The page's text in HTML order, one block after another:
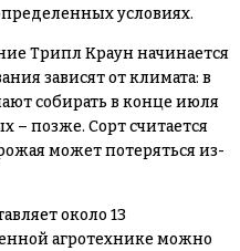
условиях.
Трипл Краун начинается
зависят от климата: в
собирать в конце июля
– позже. Сорт считается
может потеряться из-
около 13
агротехнике можно